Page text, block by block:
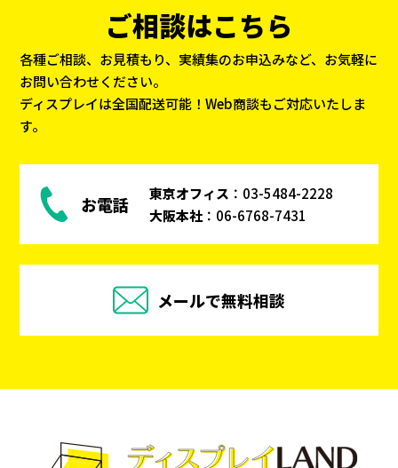
ご相談はこちら
各種ご相談、お見積もり、実績集のお申込みなど、お気軽に
お問い合わせください。
ディスプレイは全国配送可能！Web商談もご対応いたしま
す。
お電話 東京オフィス ： 03-5484-2228
大阪本社： 06-6768-7431
メールで無料相談